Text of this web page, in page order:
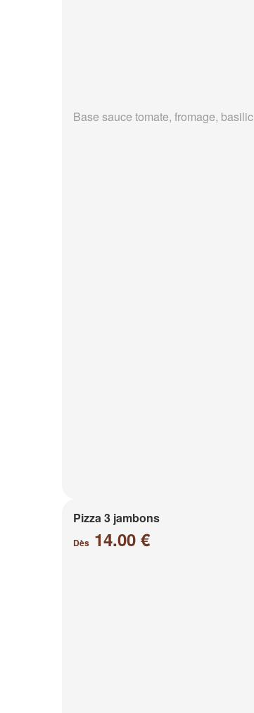
Base sauce tomate, fromage, basilic
Pizza 3 jambons
Dès 14.00 €